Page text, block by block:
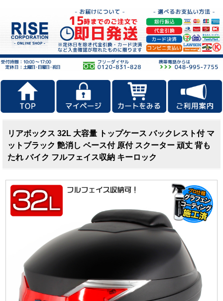
リアボックス 32L 大容量 トップケース バックレスト付 マ
ットブラック 艶消し ベース付 原付 スクーター 頑丈 背も
たれ バイク フルフェイス収納 キーロック